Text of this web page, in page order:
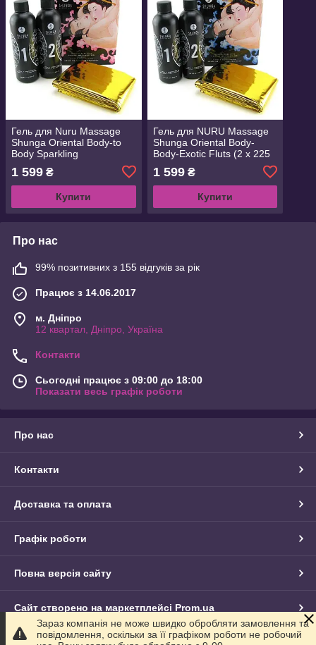
Гель для Nuru Massage
Shunga Oriental Body-to
Body Sparkling
аркуш
1 599 ₴
Купити
Гель для NURU Massage
Shunga Oriental Body-
Body-Exotic Fluts (2 х 225
1 599₴
Купити
Про нас
99% позитивних з 155 відгуків за рік
Працює з 14.06.2017
м. Дніпро
12 квартал, Дніпро, Україна
Контакти
Сьогодні працює з 09:00 до 18:00
Показати весь графік роботи
Про нас
Контакти
Доставка та оплата
Графік роботи
Повна версія сайту
Сайт створено на маркетплейсі Prom.ua
Політика конфіденційності
Зараз компанія не може швидко обробляти замовлення та
повідомлення, оскільки за її графіком роботи не робочий